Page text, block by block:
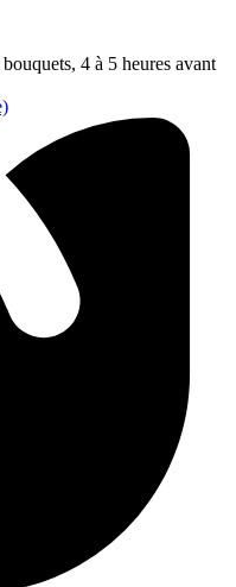
4 à 5 heures avant